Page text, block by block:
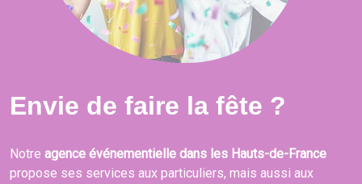
Envie de faire la fête ?
Notre agence événementielle dans les Hauts-de-France
propose ses services aux particuliers, mais aussi aux